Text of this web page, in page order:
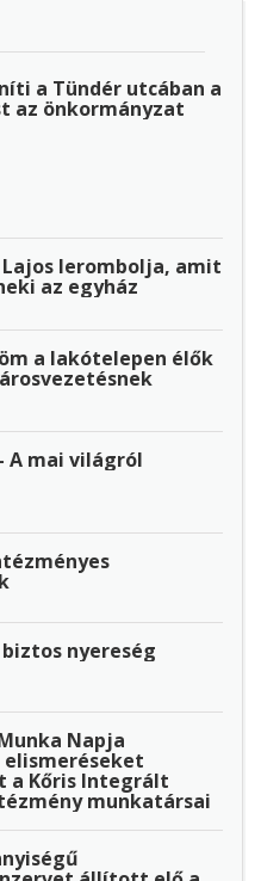
a Tündér utcában a
az önkormányzat
Lajos lerombolja, amit
az egyház
a lakótelepen élők
- A mai világról
biztos nyereség
Napja
a Kőris Integrált
munkatársai